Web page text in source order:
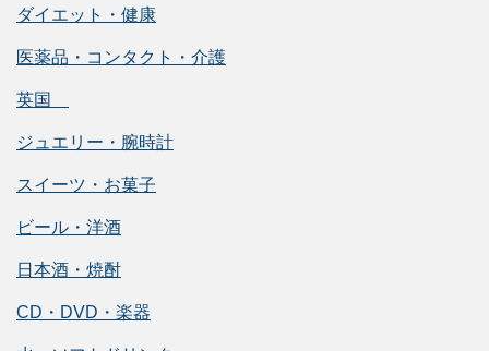
ダイエット・健康
医薬品・コンタクト・介護
英国
ジュエリー・腕時計
スイーツ・お菓子
ビール・洋酒
日本酒・焼酎
CD・DVD・楽器